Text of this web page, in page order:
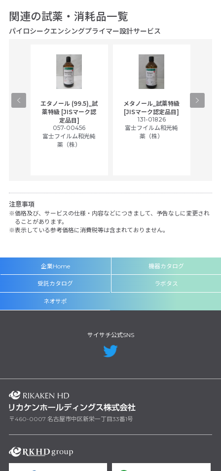
関連の試薬・消耗品一覧
パイロシークエンシングプライマー設計サービス
エタノール (99.5)_試
薬特級 [JISマーク認
定品目]
057-00456
富士フイルム和光純
薬（株）
メタノール_試薬特級
[JISマーク認定品目]
131-01826
富士フイルム和光純
薬（株）
注意事項
価格及び、サービスの仕様・内容などにつきまして、予告なしに変更され
ることがあります。
表示している参考価格に消費税等は含まれておりません。
企業Home 機器カタログ
受託カタログ ラボタス
ネオサポ
サイサチ公式SNS
〒460-0007 名古屋市中区新栄一丁目33番1号